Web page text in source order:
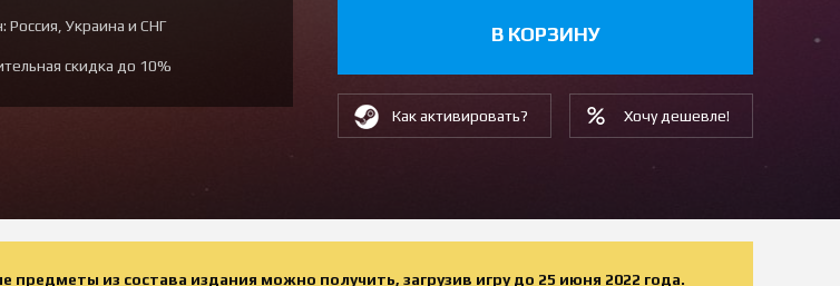
Россия, Украина и СНГ
скидка до 10%
В КОРЗИНУ
Как активировать? Хочу дешевле!
предметы из состава издания можно получить, загрузив игру до 25 июня 2022 года.